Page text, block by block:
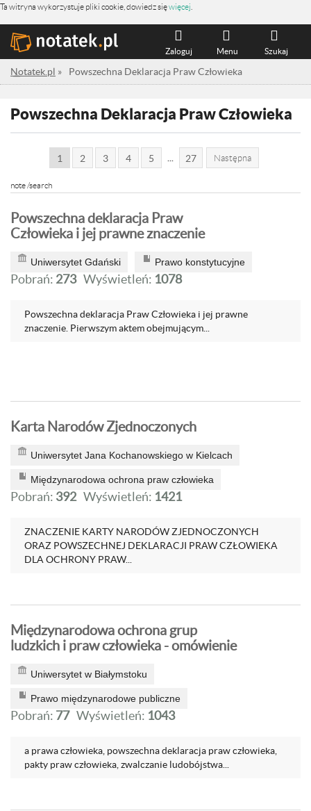
Ta witryna wykorzystuje pliki cookie, dowiedz sięwięcej
Szukaj
Menu
Zaloguj
Notatek.pl » Powszechna Deklaracja Praw Człowieka
Powszechna Deklaracja Praw Człowieka
1 2 3 4 5 27 Następna
note /search
Powszechna deklaracja Praw
Człowieka i jej prawne znaczenie
Uniwersytet Gdański Prawo konstytucyjne
Pobrań: 273 Wyświetleń: 1078
Powszechna deklaracja Praw Człowieka i jej prawne
znaczenie. Pierwszym aktem obejmującym...
Karta Narodów Zjednoczonych
Uniwersytet Jana Kochanowskiego w Kielcach
Międzynarodowa ochrona praw człowieka
Pobrań: 392 Wyświetleń: 1421
ZNACZENIE KARTY NARODÓW ZJEDNOCZONYCH
ORAZ POWSZECHNEJ DEKLARACJI PRAW CZŁOWIEKA
DLA OCHRONY PRAW...
Międzynarodowa ochrona grup
ludzkich i praw człowieka - omówienie
Uniwersytet w Białymstoku
Prawo międzynarodowe publiczne
Pobrań: 77 Wyświetleń: 1043
a prawa człowieka, powszechna deklaracja praw człowieka,
pakty praw człowieka, zwalczanie ludobójstwa...